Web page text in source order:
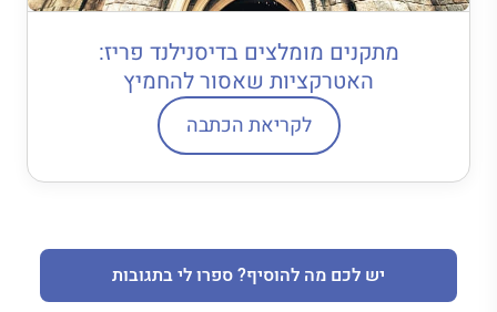
מתקנים מומלצים בדיסנילנד פריז:
האטרקציות שאסור להחמיץ
לקריאת הכתבה
יש לכם מה להוסיף? ספרו לי בתגובות